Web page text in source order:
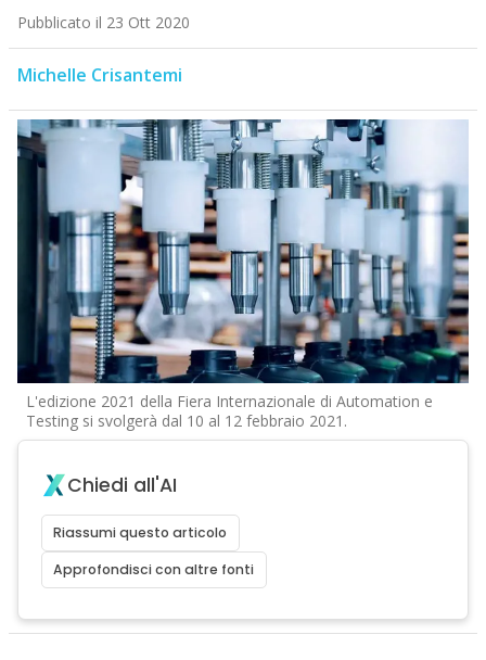
Pubblicato il 23 Ott 2020
Michelle Crisantemi
L'edizione 2021 della Fiera Internazionale di Automation e
Testing si svolgerà dal 10 al 12 febbraio 2021.
Chiedi all'AI
Riassumi questo articolo
Approfondisci con altre fonti